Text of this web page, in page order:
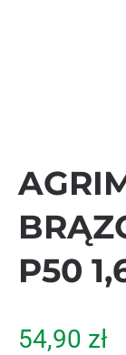
P50
54,90 zł